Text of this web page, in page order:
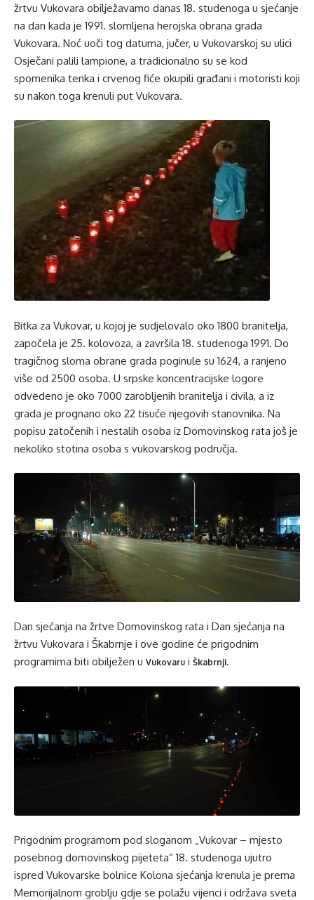
žrtvu Vukovara obilježavamo danas 18. studenoga u sjećanje
na dan kada je 1991. slomljena herojska obrana grada
Vukovara. Noć uoči tog datuma, jučer, u Vukovarskoj su ulici
Osječani palili lampione, a tradicionalno su se kod
spomenika tenka i crvenog fiće okupili građani i motoristi koji
su nakon toga krenuli put Vukovara.
Bitka za Vukovar, u kojoj je sudjelovalo oko 1800 branitelja,
započela je 25. kolovoza, a završila 18. studenoga 1991. Do
tragičnog sloma obrane grada poginule su 1624, a ranjeno
više od 2500 osoba. U srpske koncentracijske logore
odvedeno je oko 7000 zarobljenih branitelja i civila, a iz
grada je prognano oko 22 tisuće njegovih stanovnika. Na
popisu zatočenih i nestalih osoba iz Domovinskog rata još je
nekoliko stotina osoba s vukovarskog područja.
Dan sjećanja na žrtve Domovinskog rata i Dan sjećanja na
žrtvu Vukovara i Škabrnje i ove godine će prigodnim
programima biti obilježen u Vukovaru i Škabrnji.
Prigodnim programom pod sloganom „Vukovar – mjesto
posebnog domovinskog pijeteta“ 18. studenoga ujutro
ispred Vukovarske bolnice Kolona sjećanja krenula je prema
Memorijalnom groblju gdje se polažu vijenci i održava sveta